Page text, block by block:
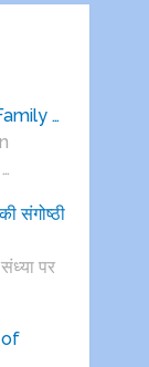
…
संगोष्ठी
पर
of